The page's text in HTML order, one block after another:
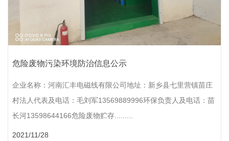
危险废物污染环境防治信息公示
企业名称：河南汇丰电磁线有限公司地址：新乡县七里营镇苗庄
村法人代表及电话：毛刘军13569889996环保负责人及电话：苗
长河13598644166危险废物贮存.........
2021/11/28